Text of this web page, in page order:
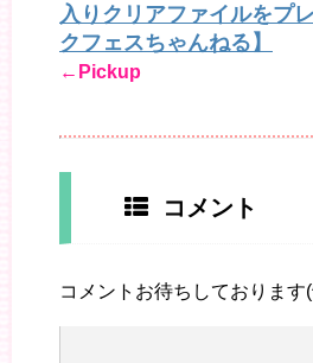
入りクリアファイルをプ
クフェスちゃんねる】
←Pickup
コメント
コメントお待ちしております